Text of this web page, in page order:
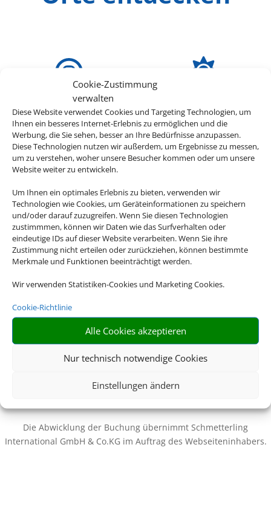
Cookie-Zustimmung
verwalten
Diese Website verwendet Cookies und Targeting Technologien, um
Ihnen ein besseres Internet-Erlebnis zu ermöglichen und die
Werbung, die Sie sehen, besser an Ihre Bedürfnisse anzupassen.
Diese Technologien nutzen wir außerdem, um Ergebnisse zu messen,
um zu verstehen, woher unsere Besucher kommen oder um unsere
Website weiter zu entwickeln.
Um Ihnen ein optimales Erlebnis zu bieten, verwenden wir
Technologien wie Cookies, um Geräteinformationen zu speichern
und/oder darauf zuzugreifen. Wenn Sie diesen Technologien
zustimmmen, können wir Daten wie das Surfverhalten oder
eindeutige IDs auf dieser Website verarbeiten. Wenn Sie ihre
Zustimmung nicht erteilen oder zurückziehen, können bestimmte
Merkmale und Funktionen beeinträchtigt werden.
Wir verwenden Statistiken-Cookies und Marketing Cookies.
Cookie-Richtlinie
Alle Cookies akzeptieren
Nur technisch notwendige Cookies
Einstellungen ändern
ab 799 € p.P.
Wir brauchen Ihre Einwilligung
werden ggf. personenbezogene Daten verarbeitet.
Cookies akzeptieren
Die Abwicklung der Buchung übernimmt Schmetterling
International GmbH & Co.KG im Auftrag des Webseiteninhabers.